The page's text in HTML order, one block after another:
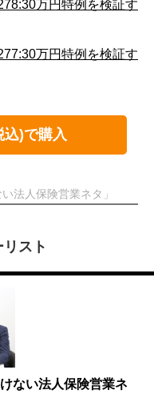
万円特例を検証す
万円特例を検証す
込)で購入
法人保険営業ネタ」
スト
ない法人保険営業ネ